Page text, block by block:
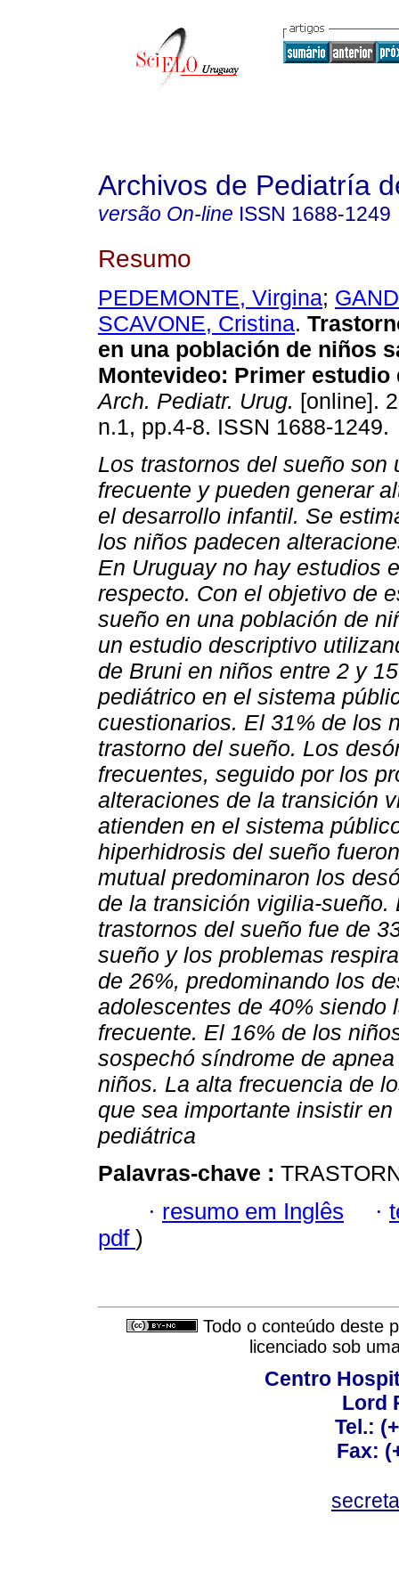
Archivos de Pediatría
versão On-line ISSN 1688-1249
Resumo
PEDEMONTE, Virgina;
SCAVONE, Cristina.
en una población de niños
Montevideo: Primer
Arch. Pediatr. Urug. [online].
n.1, pp.4-8. ISSN 1688-1249.
Los trastornos del sueño son
frecuente y pueden generar
el desarrollo infantil. Se
los niños padecen
En Uruguay no hay estudios
respecto. Con el objetivo de
sueño en una población de
un estudio descriptivo
de Bruni en niños entre 2 y
pediátrico en el sistema
cuestionarios. El 31% de los
trastorno del sueño. Los
frecuentes, seguido por los
alteraciones de la transición
atienden en el sistema
hiperhidrosis del sueño
mutual predominaron los
de la transición vigilia-
trastornos del sueño fue de
sueño y los problemas
de 26%, predominando los
adolescentes de 40% siendo
frecuente. El 16% de los
sospechó síndrome de
niños. La alta frecuencia de
que sea importante insistir
pediátrica
Palavras-chave :
· resumo em Inglês ·
pdf )
Todo o conteúdo deste
licenciado sob
Centro
Lord
Tel.:
Fax: